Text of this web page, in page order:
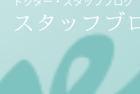
スタッフブ